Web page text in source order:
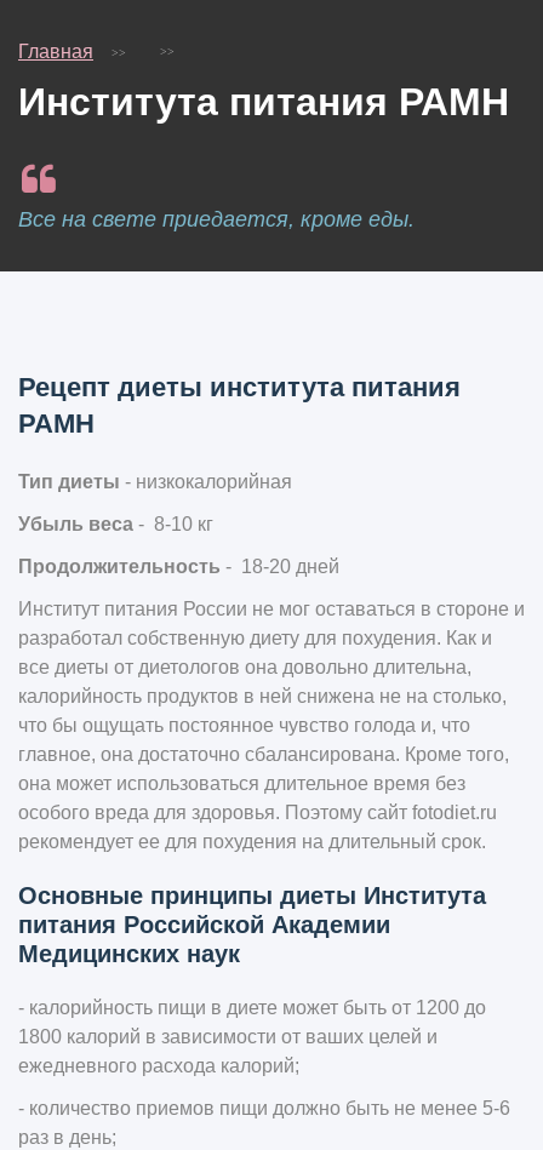
Главная
Института питания РАМН
Все на свете приедается, кроме еды.
Рецепт диеты института питания
РАМН
Тип диеты - низкокалорийная
Убыль веса - 8-10 кг
Продолжительность - 18-20 дней
Институт питания России не мог оставаться в стороне и
разработал собственную диету для похудения. Как и
все диеты от диетологов она довольно длительна,
калорийность продуктов в ней снижена не на столько,
что бы ощущать постоянное чувство голода и, что
главное, она достаточно сбалансирована. Кроме того,
она может использоваться длительное время без
особого вреда для здоровья. Поэтому сайт fotodiet.ru
рекомендует ее для похудения на длительный срок.
Основные принципы диеты Института
питания Российской Академии
Медицинских наук
- калорийность пищи в диете может быть от 1200 до
1800 калорий в зависимости от ваших целей и
ежедневного расхода калорий;
- количество приемов пищи должно быть не менее 5-6
раз в день;